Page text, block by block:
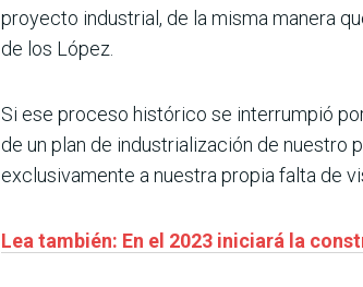
proyecto industrial, de la misma manera
de los López.
Si ese proceso histórico se interrumpió
de un plan de industrialización de nuestro
exclusivamente a nuestra propia falta de
Lea también: En el 2023 iniciará la